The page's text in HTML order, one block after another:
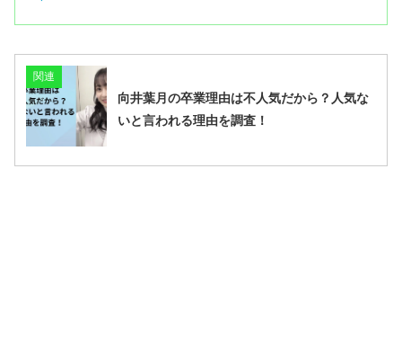
関連
向井葉月の卒業理由は不人気だから？人気な
いと言われる理由を調査！